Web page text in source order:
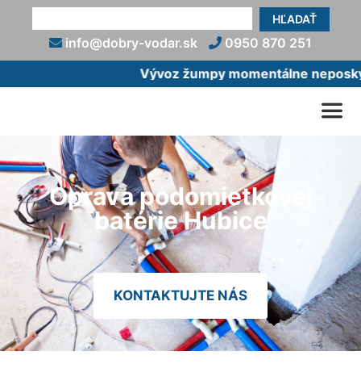
HĽADAŤ
info@dobry-vodar.sk
0950 870 251
Vývoz žumpy momentálne
Oprava podomietkovej
batérie Hubice
KONTAKTUJTE NÁS